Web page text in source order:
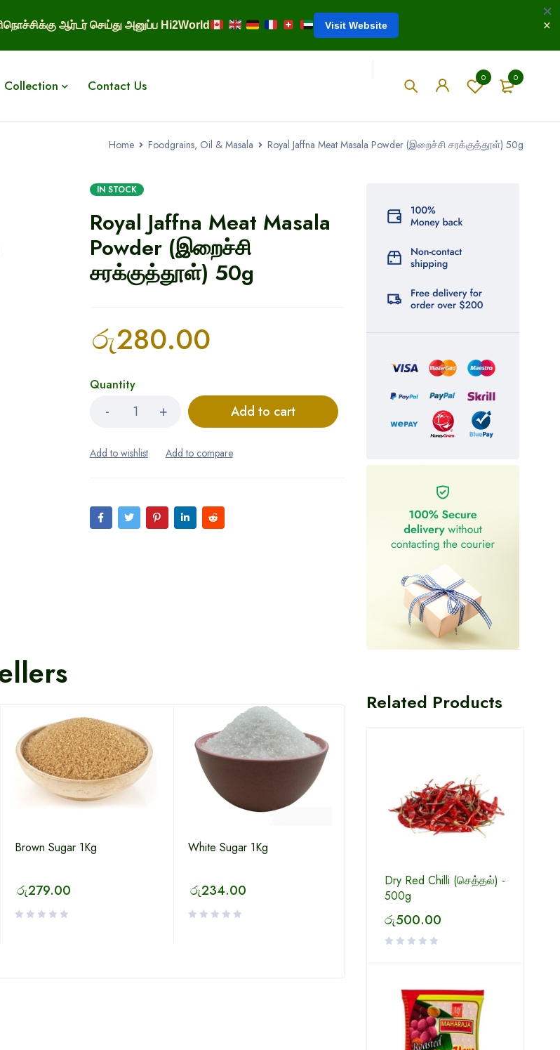
ஆர்டர் செய்து அனுப்ப Hi2World Visit Website
0
0
Collection Contact Us
Home Foodgrains, Oil & Masala Royal Jaffna Meat Masala Powder (இறைச்சி சரக்குத்தூள்) 50g
IN STOCK
Royal Jaffna Meat Masala
Powder (இறைச்சி
சரக்குத்தூள்) 50g
රු280.00
Quantity
Add to cart
Brown Sugar 1Kg
රු279.00
White Sugar 1Kg
රු234.00
CBL Sera Vegetable Soup
250.00
Related Products
Dry Red Chilli (செத்தல்) -
500g
රු500.00